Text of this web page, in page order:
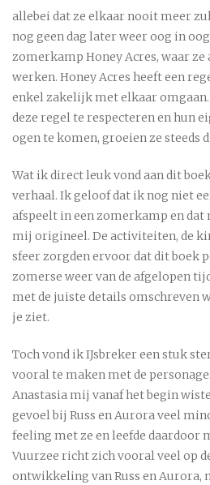
allebei dat ze elkaar nooit meer
nog geen dag later weer oog in
zomerkamp Honey Acres, waar ze
werken. Honey Acres heeft een
enkel zakelijk met elkaar
deze regel te respecteren en hun
ogen te komen, groeien ze steeds
Wat ik direct leuk vond aan dit
verhaal. Ik geloof dat ik nog niet
afspeelt in een zomerkamp en
mij origineel. De activiteiten, de
sfeer zorgden ervoor dat dit boek
zomerse weer van de afgelopen
met de juiste details omschreven
je ziet.
Toch vond ik IJsbreker een stuk
vooral te maken met de
Anastasia mij vanaf het begin
gevoel bij Russ en Aurora veel
feeling met ze en leefde daardoor
Vuurzee richt zich vooral veel op
ontwikkeling van Russ en Aurora,